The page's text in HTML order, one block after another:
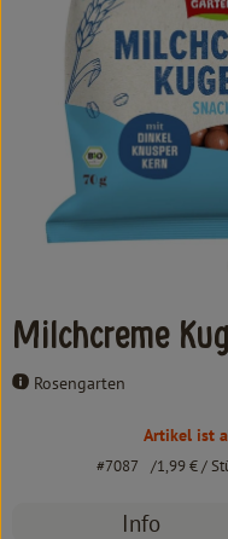
Kochen & Backen
Süß & Pikant
Getränke
Haushalt
Milchcreme
Rosengarten
Artikel ist
#7087 1,99 €/
Info